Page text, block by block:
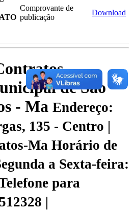
Comprovante de
publicação
Download
-
de São
- Ma Endereço:
135 - Centro |
Ma Horário de
a Sexta-feira:
para
|